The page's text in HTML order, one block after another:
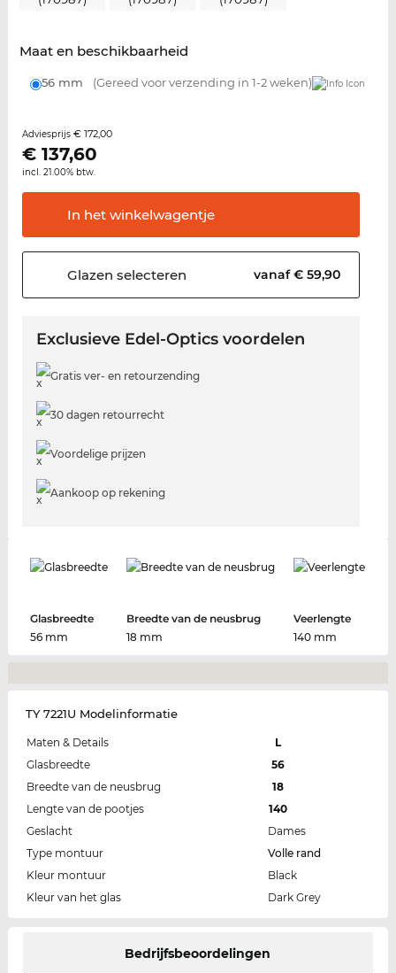
Maat en beschikbaarheid
56 mm (Gereed voor verzending in 1-2 weken)
Adviesprijs € 172,00
€ 137,60
incl. 21.00% btw.
In hetwinkelwagentje
Glazen selecteren vanaf € 59,90
Exclusieve Edel-Optics voordelen
Gratis ver- en retourzending
30 dagen retourrecht
Voordelige prijzen
Aankoop op rekening
Glasbreedte
56 mm
Breedte van de neusbrug
18 mm
Veerlengte
140 mm
TY 7221U Modelinformatie
Maten & Details
L
Glasbreedte
56
Breedte van de neusbrug
18
Lengte van de pootjes
140
Geslacht
Dames
Type montuur
Volle rand
Kleur montuur
Black
Kleur van het glas
Dark Grey
Bedrijfsbeoordelingen